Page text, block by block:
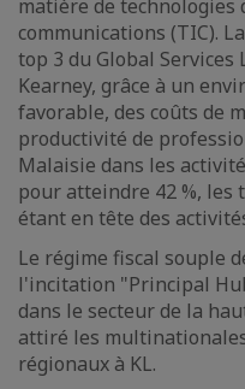
matière de
communications (TIC).
top 3 du Global Services
Kearney, grâce à un
favorable, des coûts de
productivité de
Malaisie dans les
pour atteindre 42 %,
étant en tête des
Le régime fiscal souple
l'incitation "Principal
dans le secteur de la
attiré les
régionaux à KL.